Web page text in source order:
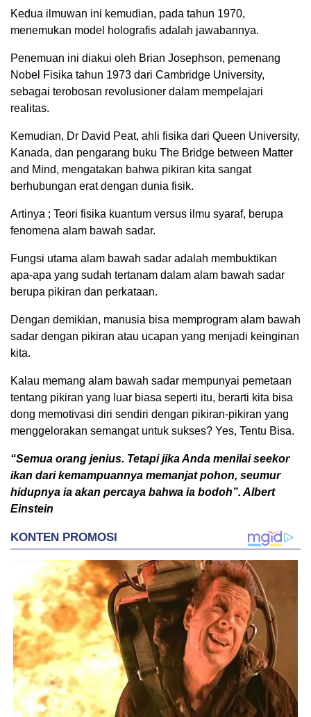
Kedua ilmuwan ini kemudian, pada tahun 1970,
menemukan model holografis adalah jawabannya.
Penemuan ini diakui oleh Brian Josephson, pemenang
Nobel Fisika tahun 1973 dari Cambridge University,
sebagai terobosan revolusioner dalam mempelajari
realitas.
Kemudian, Dr David Peat, ahli fisika dari Queen University,
Kanada, dan pengarang buku The Bridge between Matter
and Mind, mengatakan bahwa pikiran kita sangat
berhubungan erat dengan dunia fisik.
Artinya ; Teori fisika kuantum versus ilmu syaraf, berupa
fenomena alam bawah sadar.
Fungsi utama alam bawah sadar adalah membuktikan
apa-apa yang sudah tertanam dalam alam bawah sadar
berupa pikiran dan perkataan.
Dengan demikian, manusia bisa memprogram alam bawah
sadar dengan pikiran atau ucapan yang menjadi keinginan
kita.
Kalau memang alam bawah sadar mempunyai pemetaan
tentang pikiran yang luar biasa seperti itu, berarti kita bisa
dong memotivasi diri sendiri dengan pikiran-pikiran yang
menggelorakan semangat untuk sukses? Yes, Tentu Bisa.
“Semua orang jenius. Tetapi jika Anda menilai seekor
ikan dari kemampuannya memanjat pohon, seumur
hidupnya ia akan percaya bahwa ia bodoh”. Albert
Einstein